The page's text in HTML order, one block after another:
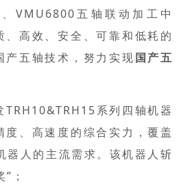
VMU6800五轴联动加工中
高效、安全、可靠和低耗的
五轴技术，努力实现国产五
TRH10&TRH15系列四轴机器
度、高速度的综合实力，覆盖
器人的主流需求。该机器人斩
；